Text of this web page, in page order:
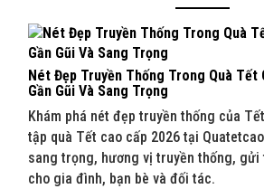
Nét Đẹp Truyền Thống Trong Quà Tết
Gần Gũi Và Sang Trọng
Khám phá nét đẹp truyền thống của
tập quà Tết cao cấp 2026 tại
sang trọng, hương vị truyền thống, gửi
cho gia đình, bạn bè và đối tác.